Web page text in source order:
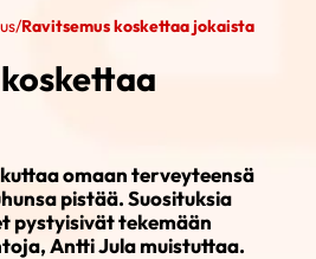
/Ravitsemus koskettaa jokaista
omaan terveyteensä
pistää. Suosituksia
pystyisivät tekemään
Antti Jula muistuttaa.